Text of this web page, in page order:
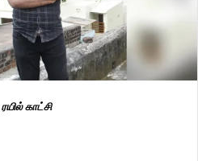
ரயில் காட்சி